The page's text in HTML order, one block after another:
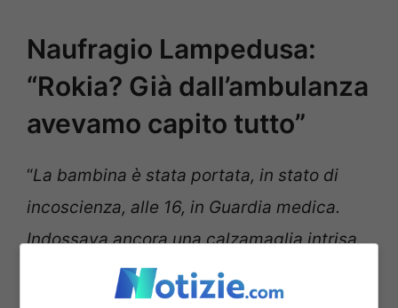
Naufragio Lampedusa:
“Rokia? Già dall’ambulanza
avevamo capito tutto”
“La bambina è stata portata, in stato di
incoscienza, alle 16, in Guardia medica.
Indossava ancora una calzamaglia intrisa
di acqua. Io l’ho tenuta in braccio. Già in
ambulanza avevamo capito che non si